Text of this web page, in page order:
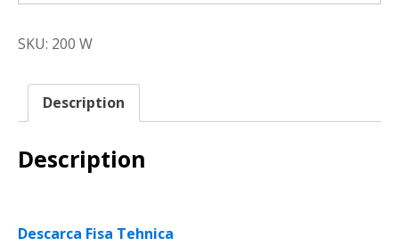
SKU: 200 W
Description
Description
Descarca Fisa Tehnica